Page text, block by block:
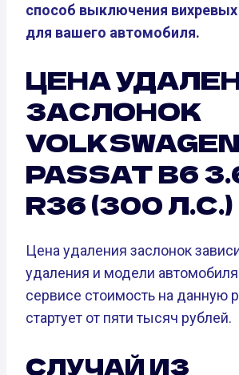
способ выключения
для вашего автомобиля.
ЦЕНА
ЗАСЛОНОК
VOLKSWAGEN
PASSAT B6
R36 (300 Л.С.)
Цена удаления заслонок
удаления и модели
сервисе стоимость на данную
стартует от пяти тысяч рублей.
СЛУЧАЙ ИЗ